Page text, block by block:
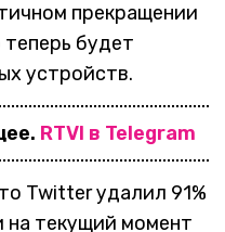
прекращении
будет
устройств.
RTVI в Telegram
Twitter удалил 91%
на текущий момент